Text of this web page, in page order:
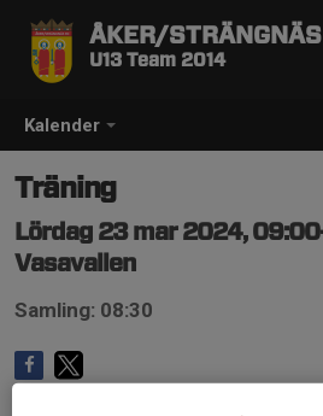
Kalender
ÅKER/
U13 Team 2014
Träning
Lördag 23 mar 2024,
Vasavallen
Samling: 08:30